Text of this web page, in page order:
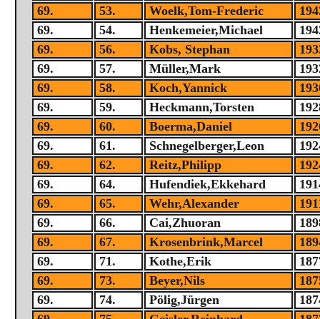
69.
53. Woelk,Tom-Frederic
69.
54. Henkemeier,Michael
69.
56. Kobs, Stephan
69.
57. Müller,Mark
69.
58. Koch,Yannick
69.
59. Heckmann,Torsten
69.
60. Boerma,Daniel
69.
61. Schnegelberger,Leon
69.
62. Reitz,Philipp
69.
64. Hufendiek,Ekkehard
69.
65. Wehr,Alexander
69.
66. Cai,Zhuoran
69.
67. Krosenbrink,Marcel
69.
71. Kothe,Erik
69.
73. Beyer,Nils
69.
74. Pölig,Jürgen